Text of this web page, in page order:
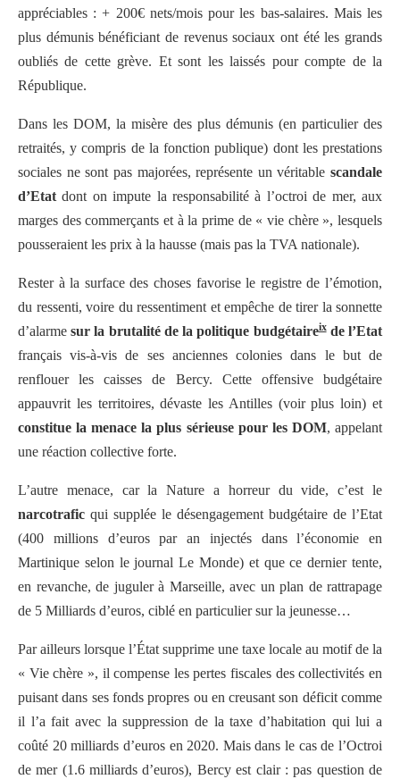
appréciables : + 200€ nets/mois pour les bas-salaires. Mais les
plus démunis bénéficiant de revenus sociaux ont été les grands
oubliés de cette grève. Et sont les laissés pour compte de la
République.
Dans les DOM, la misère des plus démunis (en particulier des
retraités, y compris de la fonction publique) dont les prestations
sociales ne sont pas majorées, représente un véritable scandale
d’Etatdont on impute la responsabilité à l’octroi de mer, aux
marges des commerçants et à la prime de « vie chère », lesquels
pousseraient les prix à la hausse (mais pas la TVA nationale).
Rester à la surface des choses favorise le registre de l’émotion,
du ressenti, voire du ressentiment et empêche de tirer la sonnette
d’alarmesur la brutalité de la politique budgétaireixde l’Etat
français vis-à-vis de ses anciennes colonies dans le but de
renflouer les caisses de Bercy. Cette offensive budgétaire
appauvrit les territoires, dévaste les Antilles (voir plus loin) et
constitue la menace la plus sérieuse pour les DOM, appelant
une réaction collective forte.
L’autre menace, car la Nature a horreur du vide, c’est le
narcotrafic qui supplée le désengagement budgétaire de l’Etat
(400 millions d’euros par an injectés dans l’économie en
Martinique selon le journal Le Monde) et que ce dernier tente,
en revanche, de juguler à Marseille, avec un plan de rattrapage
de 5 Milliards d’euros, ciblé en particulier sur la jeunesse…
Par ailleurs lorsque l’État supprime une taxe locale au motif de la
« Vie chère », il compense les pertes fiscales des collectivités en
puisant dans ses fonds propres ou en creusant son déficit comme
il l’a fait avec la suppression de la taxe d’habitation qui lui a
coûté 20 milliards d’euros en 2020. Mais dans le cas de l’Octroi
de mer (1.6 milliards d’euros), Bercy est clair : pas question de